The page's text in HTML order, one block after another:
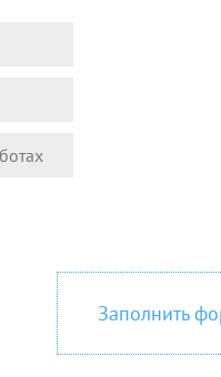
Заполнить